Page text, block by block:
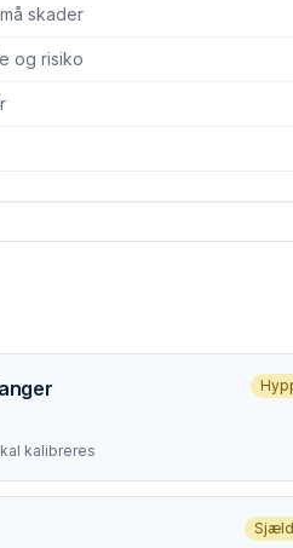
skader
og risiko
kalibreres